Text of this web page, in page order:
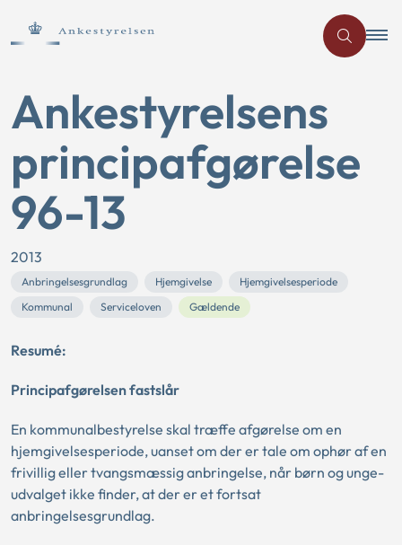
Ankestyrelsens
principafgørelse
96-13
2013
Anbringelsesgrundlag Hjemgivelse
Hjemgivelsesperiode
Kommunal
Serviceloven Gældende
Resumé:
Principafgørelsen fastslår
En kommunalbestyrelse skal træffe afgørelse om en
hjemgivelsesperiode, uanset om der er tale om ophør af en
frivillig eller tvangsmæssig anbringelse, når børn og unge-
udvalget ikke finder, at der er et fortsat
anbringelsesgrundlag.